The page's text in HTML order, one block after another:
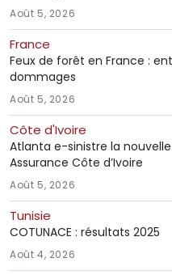
Août 5, 2026
France
Feux de forêt en France :
dommages
Août 5, 2026
Côte d'Ivoire
Atlanta e-sinistre la
Assurance Côte d’Ivoire
Août 5, 2026
Tunisie
COTUNACE : résultats 2025
Août 4, 2026